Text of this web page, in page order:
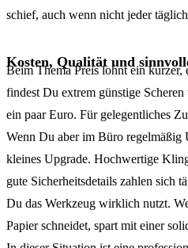
schief, auch wenn nicht jeder
Kosten, Qualität und
Beim Thema Preis lohnt ein
findest Du extrem günstige
ein paar Euro. Für gelegentliches
Wenn Du aber im Büro regelmäßig
kleines Upgrade. Hochwertige
gute Sicherheitsdetails zahlen sich
Du das Werkzeug wirklich nutzt.
Papier schneidet, spart mit einer